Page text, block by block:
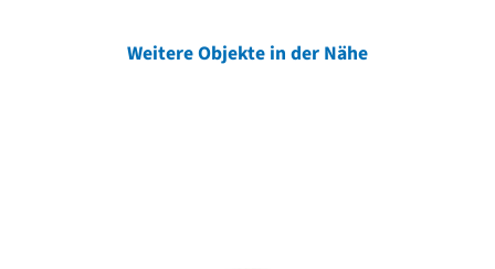
Weitere Objekte in der Nähe